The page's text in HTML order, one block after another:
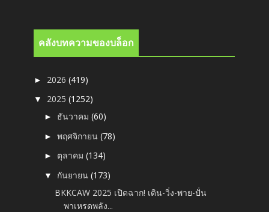
คลังบทความของบล็อก
► 2026(419)
▼ 2025(1252)
► ธันวาคม(60)
►พฤศจิกายน(78)
► ตุลาคม(134)
▼ กันยายน(173)
BKKCAW 2025 เปิดฉาก! เดิน-วิ่ง-พาย-ปั่น
พาเหรดพลัง...